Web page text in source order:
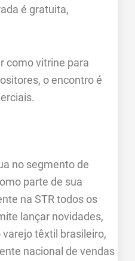
é gratuita,
como vitrine para
o encontro é
no segmento de
parte de sua
na STR todos os
lançar novidades,
têxtil brasileiro,
nacional de vendas